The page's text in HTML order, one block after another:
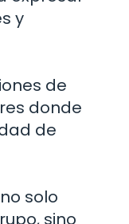
y
de
donde
de
solo
sino